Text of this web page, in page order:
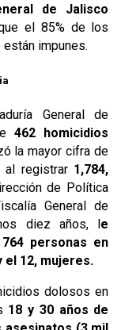
de Jalisco
el 85% de los
impunes.
General de
462 homicidios
la mayor cifra de
al registrar 1,784,
de Política
General de
diez años, le
personas en
el 12, mujeres.
dolosos en
18 y 30 años de